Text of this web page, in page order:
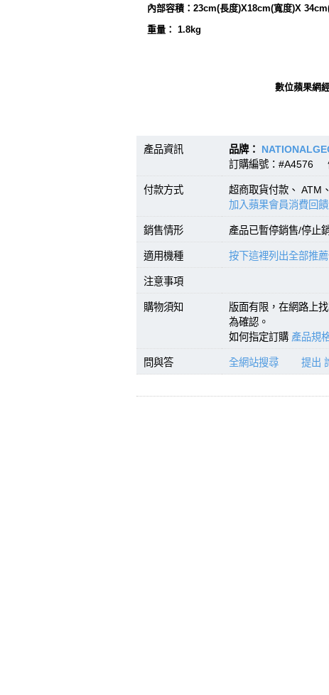
內部容積：23cm(長度)X18cm(寬度)X
重量： 1.8kg
數位蘋果網
產品資訊 品牌：
訂購編號：#A4576
付款方式 超商取貨付款、 ATM
加入蘋果會員消費回饋
銷售情形 產品已暫停銷售/停止
適用機種 按下這裡列出全部推
注意事項
購物須知 版面有限，在網路上
為確認。
如何指定訂購 產品規
問與答 全網站搜尋 提出